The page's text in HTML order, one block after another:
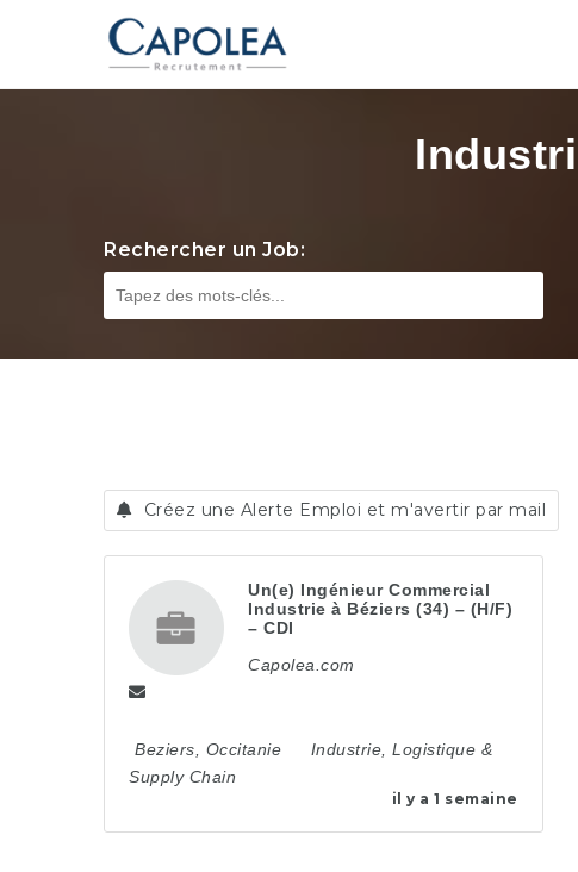
Rechercher un Job:
Créez une Alerte Emploi et m'avertir par mail
Un(e) Ingénieur Commercial
Industrie à Béziers (34) – (H/F)
– CDI
il y a 1 semaine
Capolea.com
Beziers Occitanie
Industrie, Logistique &
Supply Chain